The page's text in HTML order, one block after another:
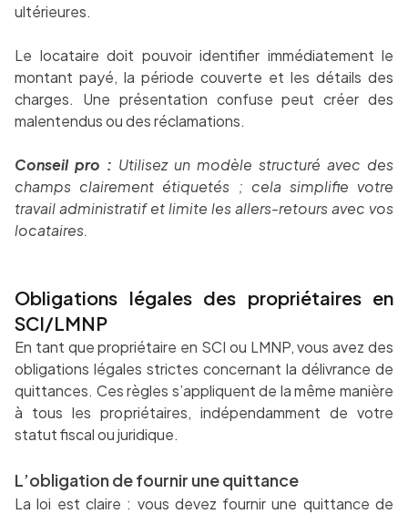
ultérieures.
Le locataire doit pouvoir identifier immédiatement le
montant payé, la période couverte et les détails des
charges. Une présentation confuse peut créer des
malentendus ou des réclamations.
Conseil pro : Utilisez un modèle structuré avec des
champs clairement étiquetés ; cela simplifie votre
travail administratif et limite les allers-retours avec vos
locataires.
Obligations légales des propriétaires en
SCI/LMNP
En tant que propriétaire en SCI ou LMNP, vous avez des
obligations légales strictes concernant la délivrance de
quittances. Ces règles s’appliquent de la même manière
à tous les propriétaires, indépendamment de votre
statut fiscal ou juridique.
L’obligation de fournir une quittance
La loi est claire : vous devez fournir une quittance de